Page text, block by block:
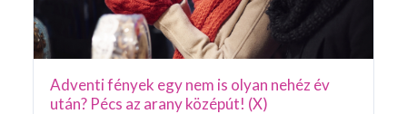
Adventi fények egy nem is olyan nehéz év
után? Pécs az arany középút! (X)